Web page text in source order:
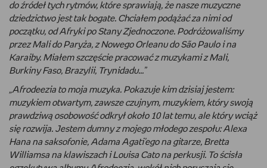
WYWIADY
WSZYSTKO O LEGO
REDAKCJA
WYDARZENIA
POD PATRONATEM EMPIKU
do źródeł tych rytmów, które sprawiają, że nasze muzyczne
dziedzictwo jest tak bogate. Chciałem podążać za nimi od
początku, od Afryki po Stany Zjednoczone. Podróżowaliśmy
przez Mali do Paryża, z Nowego Orleanu do São Paulo i na
Karaiby. Miałem szczęście pracować z muzykami z Mali,
Burkiny Faso, Brazylii, Trynidadu...”
„Afrodeezia to moja muzyka. Pokazuje kim dzisiaj jestem:
muzykiem otwartym, zawsze czujnym, muzykiem, który swoją
prawdziwą osobowość odkrył około 10 lat temu, ale który wciąż
się rozwija. Jestem dumny z mojego młodego zespołu: Alexa
Hana na saksofonie, Adama Agati’ego na gitarze, Bretta
Williamsa na klawiszach i Louisa Cato na perkusji. To ścisła